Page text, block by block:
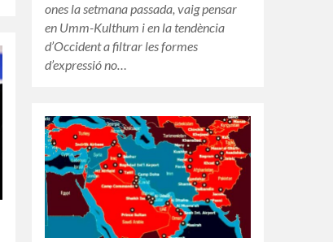
ones la setmana passada, vaig pensar
en Umm-Kulthum i en la tendència
d’Occident a filtrar les formes
d’expressió no…